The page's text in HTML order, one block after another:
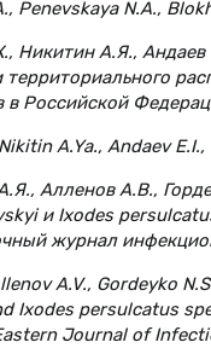
Penevskaya N.A.,
Никитин А.Я.,
территориального
в Российской
A.Ya., Andaev
Алленов А.В.,
и Ixodes
журнал
A.V., Gordeyko
Ixodes persulcatus
Journal of